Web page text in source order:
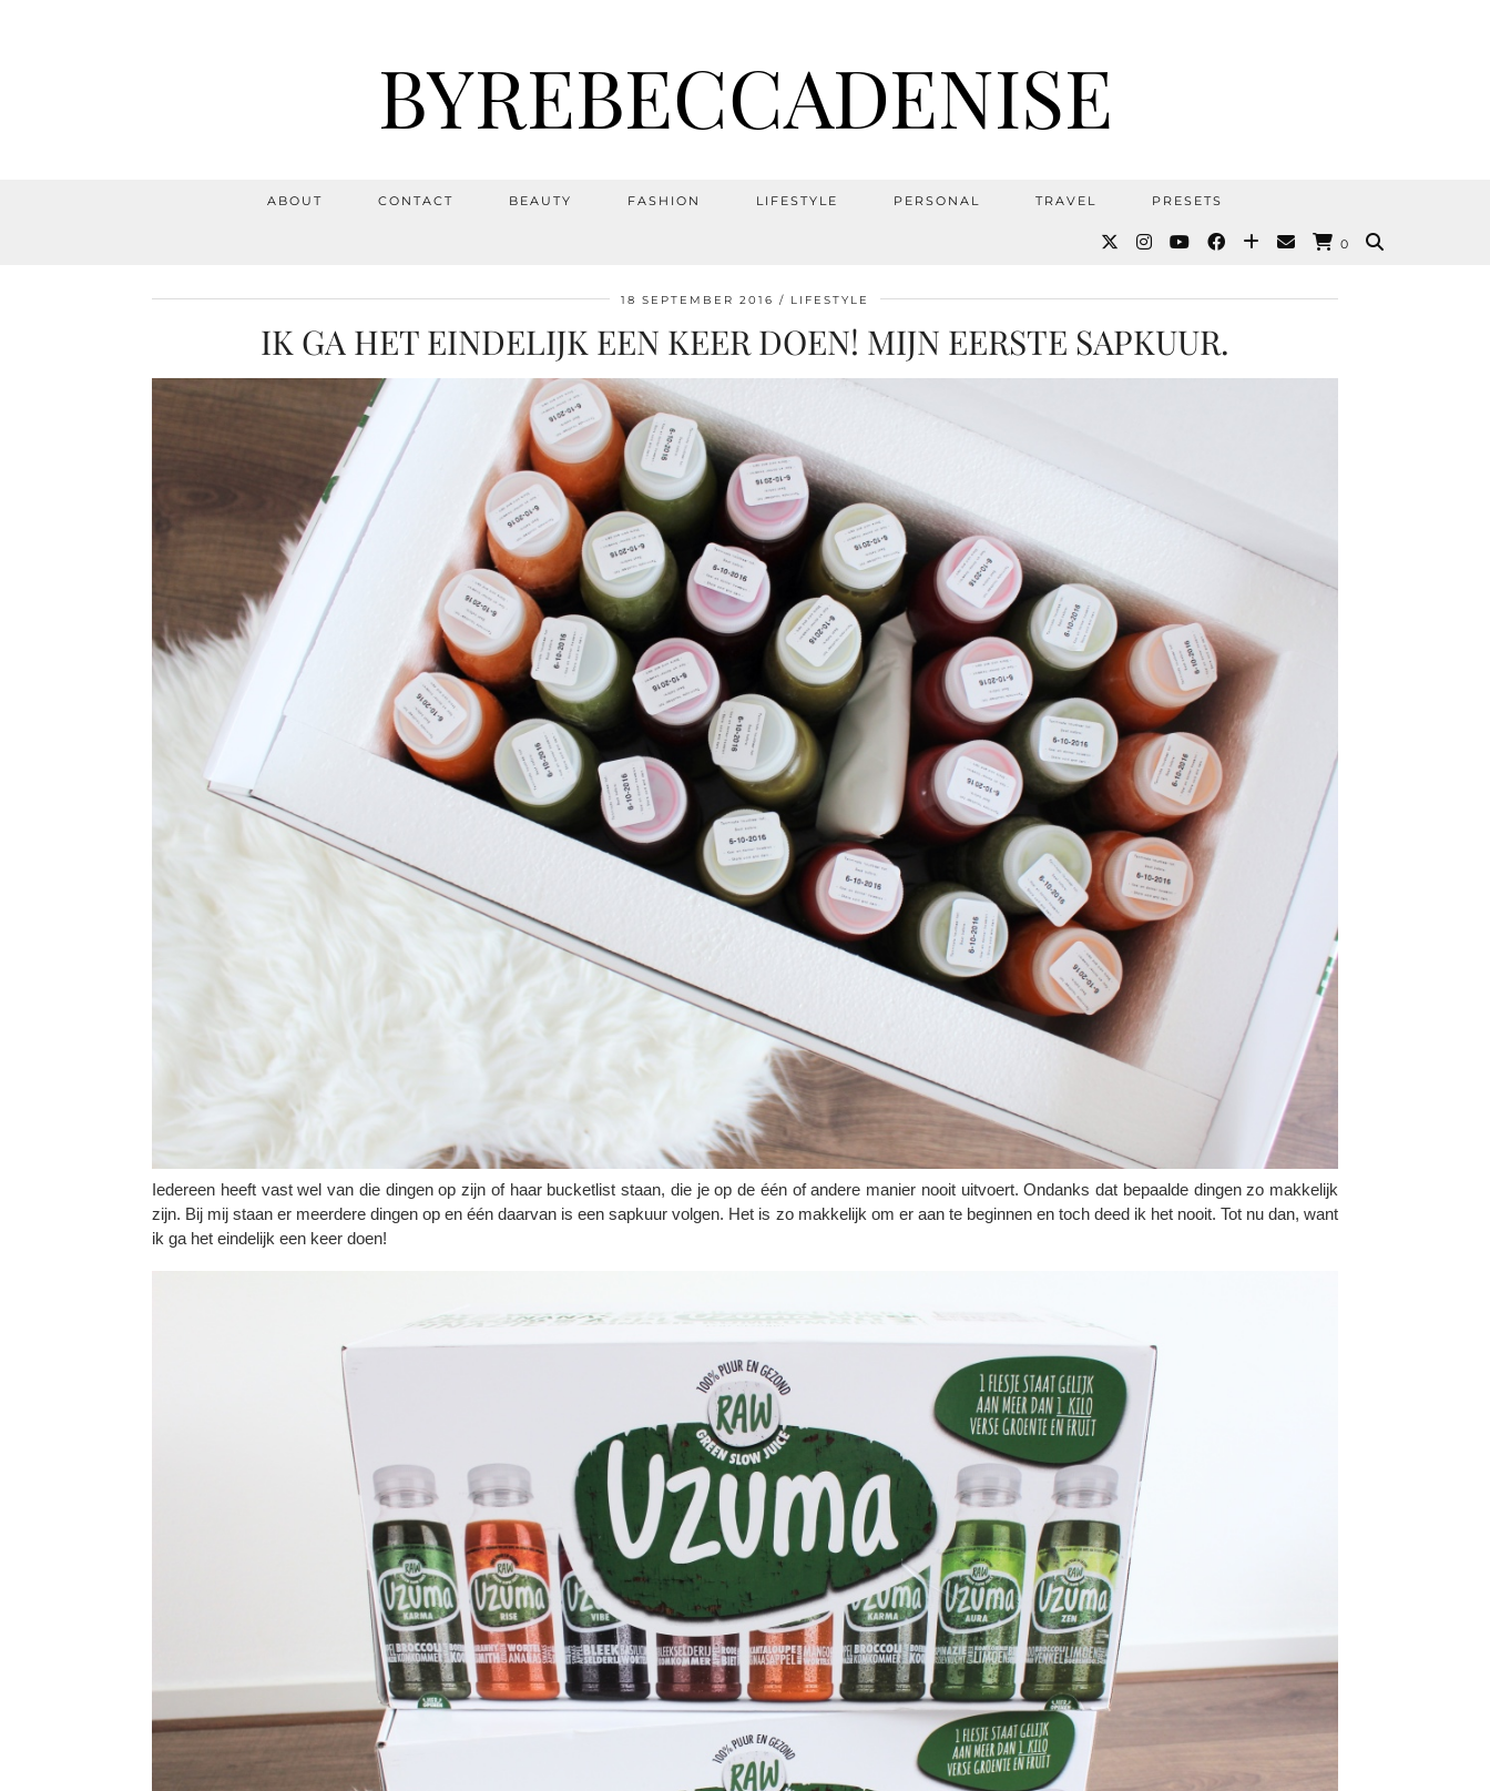
BYREBECCADENISE
ABOUT CONTACT BEAUTY FASHION LIFESTYLE PERSONAL TRAVEL PRESETS
0
18 SEPTEMBER 2016 LIFESTYLE
IK GA HET EINDELIJK EEN KEER DOEN! MIJN EERSTE SAPKUUR.
Iedereen heeft vast wel van die dingen op zijn of haar bucketlist staan, die je op de één of andere manier nooit uitvoert. Ondanks dat bepaalde dingen zo makkelijk
zijn. Bij mij staan er meerdere dingen op en één daarvan is een sapkuur volgen. Het is zo makkelijk om er aan te beginnen en toch deed ik het nooit. Tot nu dan, want
ik ga het eindelijk een keer doen!